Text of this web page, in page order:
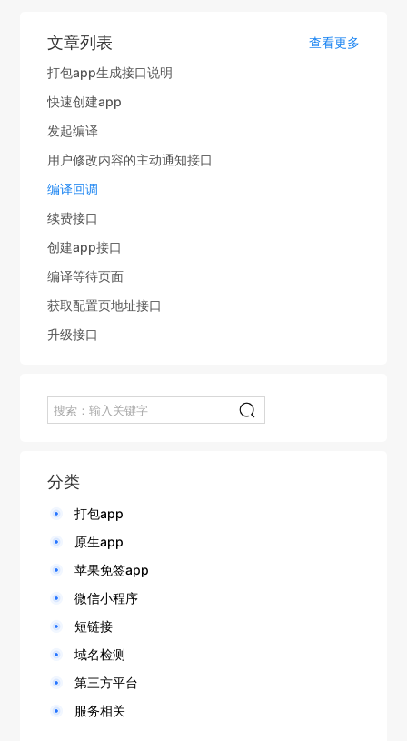
文章列表
查看更多
打包app生成接口说明
快速创建app
发起编译
用户修改内容的主动通知接口
编译回调
续费接口
创建app接口
编译等待页面
获取配置页地址接口
升级接口
分类
打包app
原生app
苹果免签app
微信小程序
短链接
域名检测
第三方平台
服务相关